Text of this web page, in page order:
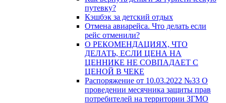
путевку?
Кэшбэк за детский отдых
Отмена авиарейса. Что делать если
рейс отменили?
О РЕКОМЕНДАЦИЯХ, ЧТО
ДЕЛАТЬ, ЕСЛИ ЦЕНА НА
ЦЕННИКЕ НЕ СОВПАДАЕТ С
ЦЕНОЙ В ЧЕКЕ
Распоряжение от 10.03.2022 №33 О
проведении месячника защиты прав
потребителей на территории ЗГМО